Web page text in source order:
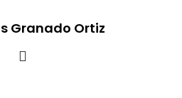
Granado Ortiz